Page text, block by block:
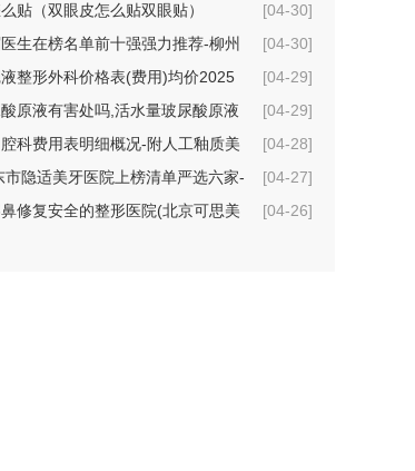
[04-30]
贴（双眼皮怎么贴双眼贴）
[04-30]
生在榜名单前十强强力推荐-柳州
生
[04-29]
整形外科价格表(费用)均价2025
去疤液具体费用是多少钱
[04-29]
原液有害处吗,活水量玻尿酸原液
[04-28]
科费用表明细概况-附人工釉质美
[04-27]
市隐适美牙医院上榜清单严选六家-
牙口腔医院
[04-26]
修复安全的整形医院(北京可思美